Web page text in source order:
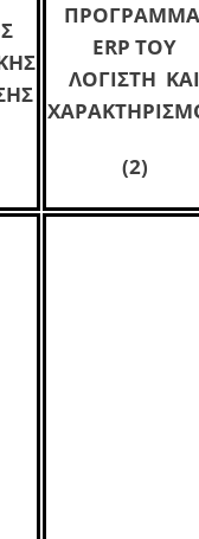
ERP ΤΟΥ
ΛΟΓΙΣΤΗ ΚΑΙ
(2)